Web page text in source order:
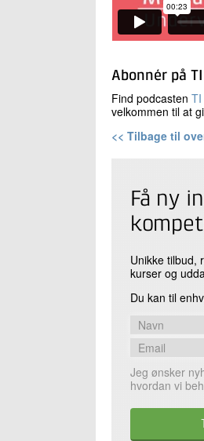
Abonnér på TI
Find podcasten TI
velkommen til at
<< Tilbage til
Få ny
Unikke tilbud,
kurser og
Du kan til
Jeg ønsker
hvordan vi